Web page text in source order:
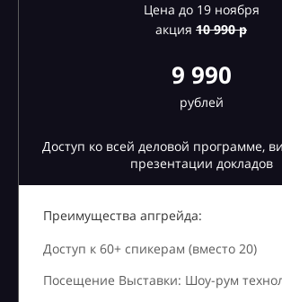
Цена до 19 ноября
акция 10990 р
9 990
рублей
Доступ ко всей деловой программе,
презентации докладов
Преимущества апгрейда:
Доступ к 60+ спикерам (вместо 20)
Посещение Выставки: Шоу-рум